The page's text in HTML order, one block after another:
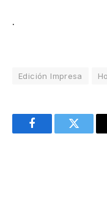
.
Edición Impresa
FacebookTwitter